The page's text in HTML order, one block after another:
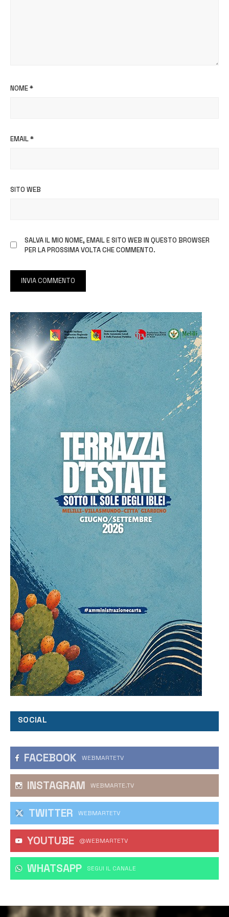
NOME*
EMAIL*
SITO WEB
SALVA IL MIO NOME, EMAIL E SITO WEB IN QUESTO BROWSER
PER LA PROSSIMA VOLTA CHE COMMENTO.
SOCIAL
FACEBOOK WEBMARTETV
INSTAGRAM WEBMARTE.TV
TWITTER WEBMARTETV
YOUTUBE @WEBMARTETV
WHATSAPP ‎SEGUI IL CANALE